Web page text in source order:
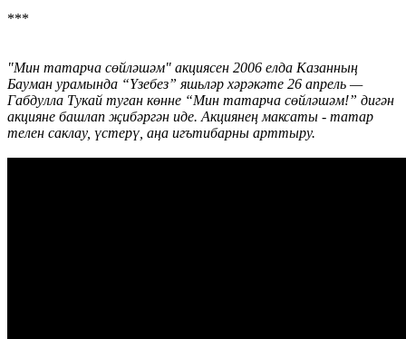
***
"Мин татарча сөйләшәм" акциясен 2006 елда Казанның
Бауман урамында “Үзебез” яшьләр хәрәкәте 26 апрель —
Габдулла Тукай туган көнне “Мин татарча сөйләшәм!” дигән
акцияне башлап җибәргән иде. Акциянең максаты - татар
телен саклау, үстерү, аңа игътибарны арттыру.